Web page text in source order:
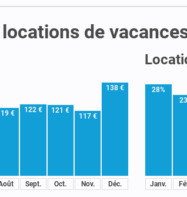
de
€ 122 €
Sept.
121 €
Oct.
117 €
Nov.
138 €
Déc.
28%
Janv.